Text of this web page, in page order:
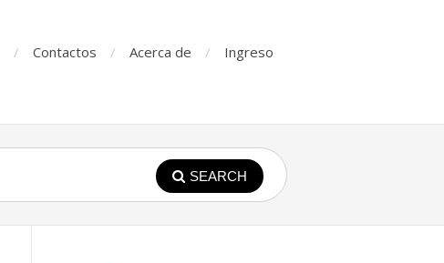
Contactos Acerca de Ingreso
SEARCH